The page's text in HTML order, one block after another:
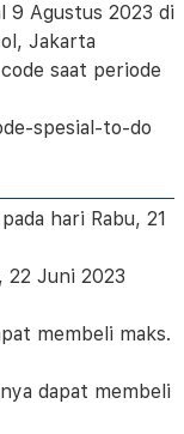
9 Agustus 2023 di
Jakarta
saat periode
spesial-to-do
hari Rabu, 21
22 Juni 2023
membeli maks.
dapat membeli